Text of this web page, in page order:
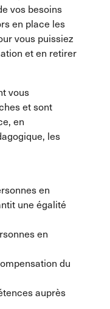
vos besoins
en place les
vous puissiez
et en retirer
vous
et sont
en
les
en
une égalité
en
du
auprès